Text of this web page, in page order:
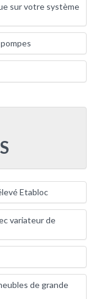
sur votre système
Etabloc
variateur de
de grande